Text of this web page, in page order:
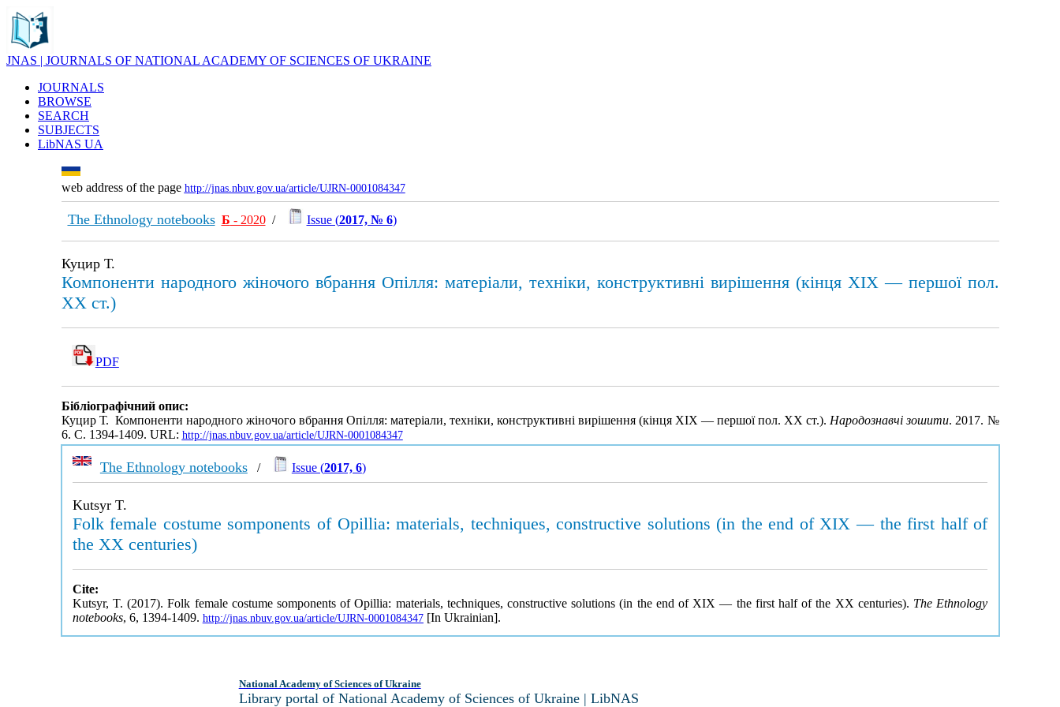
JNAS | JOURNALS OF NATIONAL ACADEMY OF SCIENCES OF UKRAINE
JOURNALS
BROWSE
SEARCH
SUBJECTS
LibNAS UA
web address of the page http://jnas.nbuv.gov.ua/article/UJRN-0001084347
The Ethnology notebooks Б - 2020/ Issue (2017, № 6)
Куцир Т.
Компоненти народного жіночого вбрання Опілля: матеріали, техніки, конструктивні вирішення (кінця ХІХ — першої пол.
XX ст.)
PDF
Бібліографічний опис:
Куцир Т. Компоненти народного жіночого вбрання Опілля: матеріали, техніки, конструктивні вирішення (кінця ХІХ — першої пол. XX ст.).Народознавчі зошити. 2017. №
6. С. 1394-1409. URL: http://jnas.nbuv.gov.ua/article/UJRN-0001084347
The Ethnology notebooks/ Issue (2017, 6)
Kutsyr T.
Folk female costume somponents of Opillia: materials, techniques, constructive solutions (in the end of XIX — the first half of
the XX centuries)
Cite:
Kutsyr, T. (2017). Folk female costume somponents of Opillia: materials, techniques, constructive solutions (in the end of XIX — the first half of the XX centuries). The Ethnology
notebooks, 6, 1394-1409. http://jnas.nbuv.gov.ua/article/UJRN-0001084347[In Ukrainian].
National Academy of Sciences of Ukraine
Library portal of National Academy of Sciences of Ukraine | LibNAS